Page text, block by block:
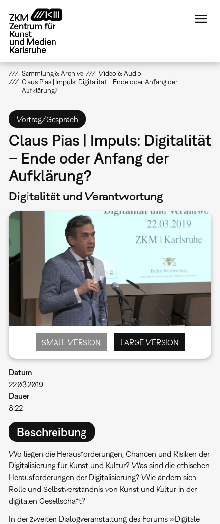
zum
Inhalt
Sammlung & Archive
Video & Audio
Claus Pias | Impuls: Digitalität – Ende oder Anfang der
Aufklärung?
Vortrag/Gespräch
Claus Pias | Impuls: Digitalität
– Ende oder Anfang der
Aufklärung?
Digitalität und Verantwortung
SMALL VERSION LARGE VERSION
Datum
22.03.2019
Dauer
8:22
Beschreibung
Wo liegen die Herausforderungen, Chancen und Risiken der
Digitalisierung für Kunst und Kultur? Was sind die ethischen
Herausforderungen der Digitalisierung? Wie ändern sich
Rolle und Selbstverständnis von Kunst und Kultur in der
digitalen Gesellschaft?
In der zweiten Dialogveranstaltung des Forums »Digitale